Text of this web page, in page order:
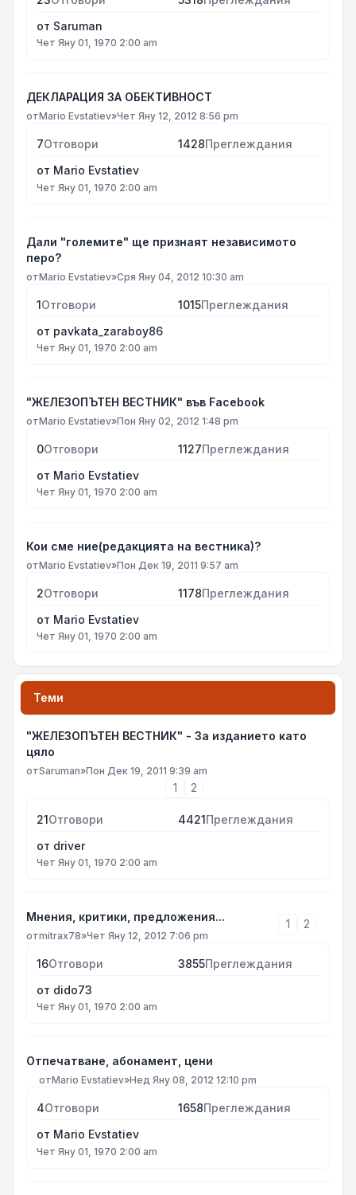
от Saruman
Чет Яну 01, 1970 2:00 am
ДЕКЛАРАЦИЯ ЗА ОБЕКТИВНОСТ
отMario Evstatiev»Чет Яну 12, 2012 8:56 pm
7Отговори 1428Преглеждания
от Mario Evstatiev
Чет Яну 01, 1970 2:00 am
Дали "големите" ще признаят независимото
перо?
отMario Evstatiev»Сря Яну 04, 2012 10:30 am
1Отговори 1015Преглеждания
от pavkata_zaraboy86
Чет Яну 01, 1970 2:00 am
"ЖЕЛЕЗОПЪТЕН ВЕСТНИК" във Facebook
отMario Evstatiev»Пон Яну 02, 2012 1:48 pm
0Отговори 1127Преглеждания
от Mario Evstatiev
Чет Яну 01, 1970 2:00 am
Кои сме ние(редакцията на вестника)?
отMario Evstatiev»Пон Дек 19, 2011 9:57 am
2Отговори 1178Преглеждания
от Mario Evstatiev
Чет Яну 01, 1970 2:00 am
Теми
"ЖЕЛЕЗОПЪТЕН ВЕСТНИК" - За изданието като
цяло
отSaruman»Пон Дек 19, 2011 9:39 am
1 2
21Отговори 4421Преглеждания
от driver
Чет Яну 01, 1970 2:00 am
Мнения, критики, предложения...
отmitrax78»Чет Яну 12, 2012 7:06 pm
1 2
16Отговори 3855Преглеждания
от dido73
Чет Яну 01, 1970 2:00 am
Отпечатване, абонамент, цени
отMario Evstatiev»Нед Яну 08, 2012 12:10 pm
4Отговори 1658Преглеждания
от Mario Evstatiev
Чет Яну 01, 1970 2:00 am